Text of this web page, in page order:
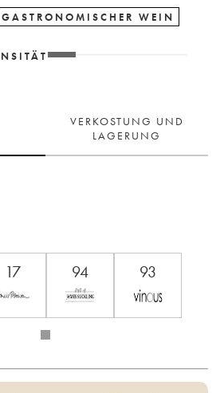
GASTRONOMISCHER WEIN
VERKOSTUNG UND
LAGERUNG
17 94 93